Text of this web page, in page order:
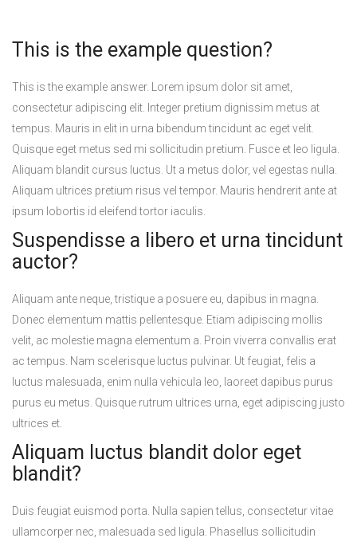
This is the example question?
This is the example answer. Lorem ipsum dolor sit amet,
consectetur adipiscing elit. Integer pretium dignissim metus at
tempus. Mauris in elit in urna bibendum tincidunt ac eget velit.
Quisque eget metus sed mi sollicitudin pretium. Fusce et leo ligula.
Aliquam blandit cursus luctus. Ut a metus dolor, vel egestas nulla.
Aliquam ultrices pretium risus vel tempor. Mauris hendrerit ante at
ipsum lobortis id eleifend tortor iaculis.
Suspendisse a libero et urna tincidunt
auctor?
Aliquam ante neque, tristique a posuere eu, dapibus in magna.
Donec elementum mattis pellentesque. Etiam adipiscing mollis
velit, ac molestie magna elementum a. Proin viverra convallis erat
ac tempus. Nam scelerisque luctus pulvinar. Ut feugiat, felis a
luctus malesuada, enim nulla vehicula leo, laoreet dapibus purus
purus eu metus. Quisque rutrum ultrices urna, eget adipiscing justo
ultrices et.
Aliquam luctus blandit dolor eget
blandit?
Duis feugiat euismod porta. Nulla sapien tellus, consectetur vitae
ullamcorper nec, malesuada sed ligula. Phasellus sollicitudin